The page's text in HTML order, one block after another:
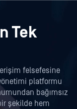
Tek
erişim felsefesine
platformu
bağımsız
şekilde hem